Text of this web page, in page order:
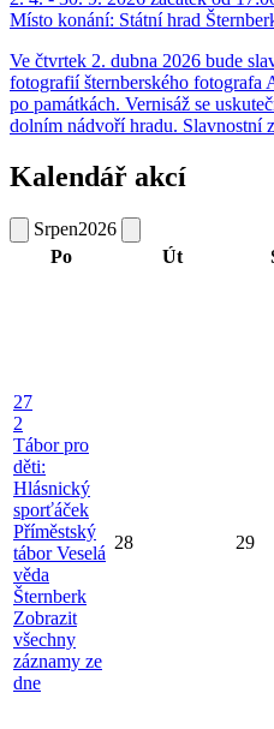
Místo konání: Státní hrad
Ve čtvrtek 2. dubna 2026 bude
fotografií šternberského fotografa
po památkách. Vernisáž se
dolním nádvoří hradu. Slavnostní
Kalendář akcí
Srpen2026
Po
Út
27
2
Tábor pro
děti:
Hlásnický
sporťáček
Příměstský
tábor Veselá
věda
Šternberk
Zobrazit
všechny
záznamy ze
dne
28 29